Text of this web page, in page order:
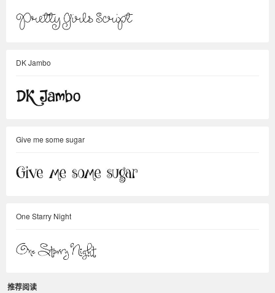
DK Jambo
Give me some sugar
One Starry Night
推荐阅读